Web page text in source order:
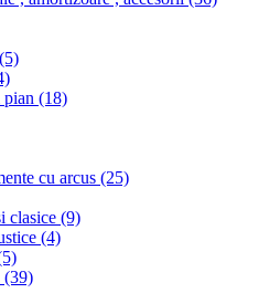
(5)
pian (18)
cu arcus (25)
clasice (9)
(4)
(39)